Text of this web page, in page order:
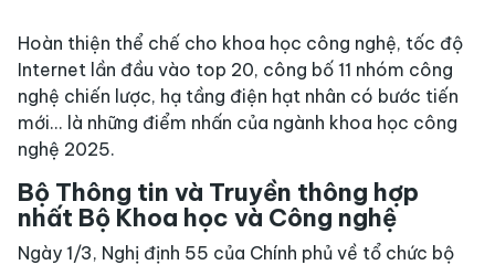
Hoàn thiện thể chế cho khoa học công nghệ, tốc độ
Internet lần đầu vào top 20, công bố 11 nhóm công
nghệ chiến lược, hạ tầng điện hạt nhân có bước tiến
mới... là những điểm nhấn của ngành khoa học công
nghệ 2025.
Bộ Thông tin và Truyền thông hợp
nhất Bộ Khoa học và Công nghệ
Ngày 1/3, Nghị định 55 của Chính phủ về tổ chức bộ